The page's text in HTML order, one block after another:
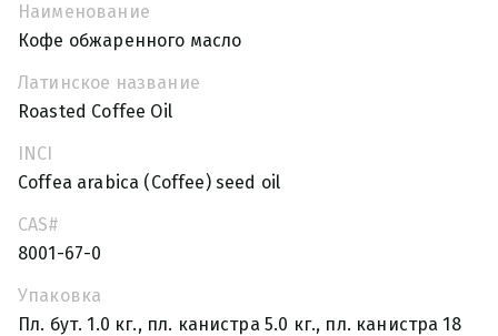
Наименование
Кофе обжаренного масло
Латинское название
Roasted Coffee Oil
INCI
Coffea arabica (Coffee) seed oil
CAS#
8001-67-0
Упаковка
Пл. бут. 1.0 кг., пл. канистра 5.0 кг., пл. канистра 18